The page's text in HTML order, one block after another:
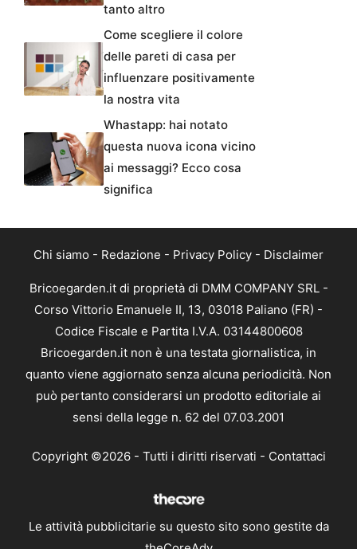
tanto altro
Come scegliere il colore
delle pareti di casa per
influenzare positivamente
la nostra vita
Whastapp: hai notato
questa nuova icona vicino
ai messaggi? Ecco cosa
significa
Chi siamo - Redazione - Privacy Policy - Disclaimer
Bricoegarden.it di proprietà di DMM COMPANY SRL -
Corso Vittorio Emanuele II, 13, 03018 Paliano (FR) -
Codice Fiscale e Partita I.V.A. 03144800608
Bricoegarden.it non è una testata giornalistica, in
quanto viene aggiornato senza alcuna periodicità. Non
può pertanto considerarsi un prodotto editoriale ai
sensi della legge n. 62 del 07.03.2001
Copyright ©2026 - Tutti i diritti riservati - Contattaci
Le attività pubblicitarie su questo sito sono gestite da